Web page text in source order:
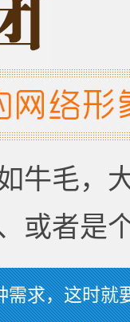
牛毛，
或者是
需求，这时就